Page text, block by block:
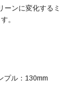
ーンに変化するミ
。
プル：130mm